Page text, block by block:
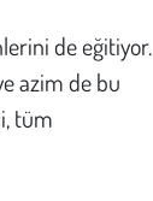
de eğitiyor.
azim de bu
tüm